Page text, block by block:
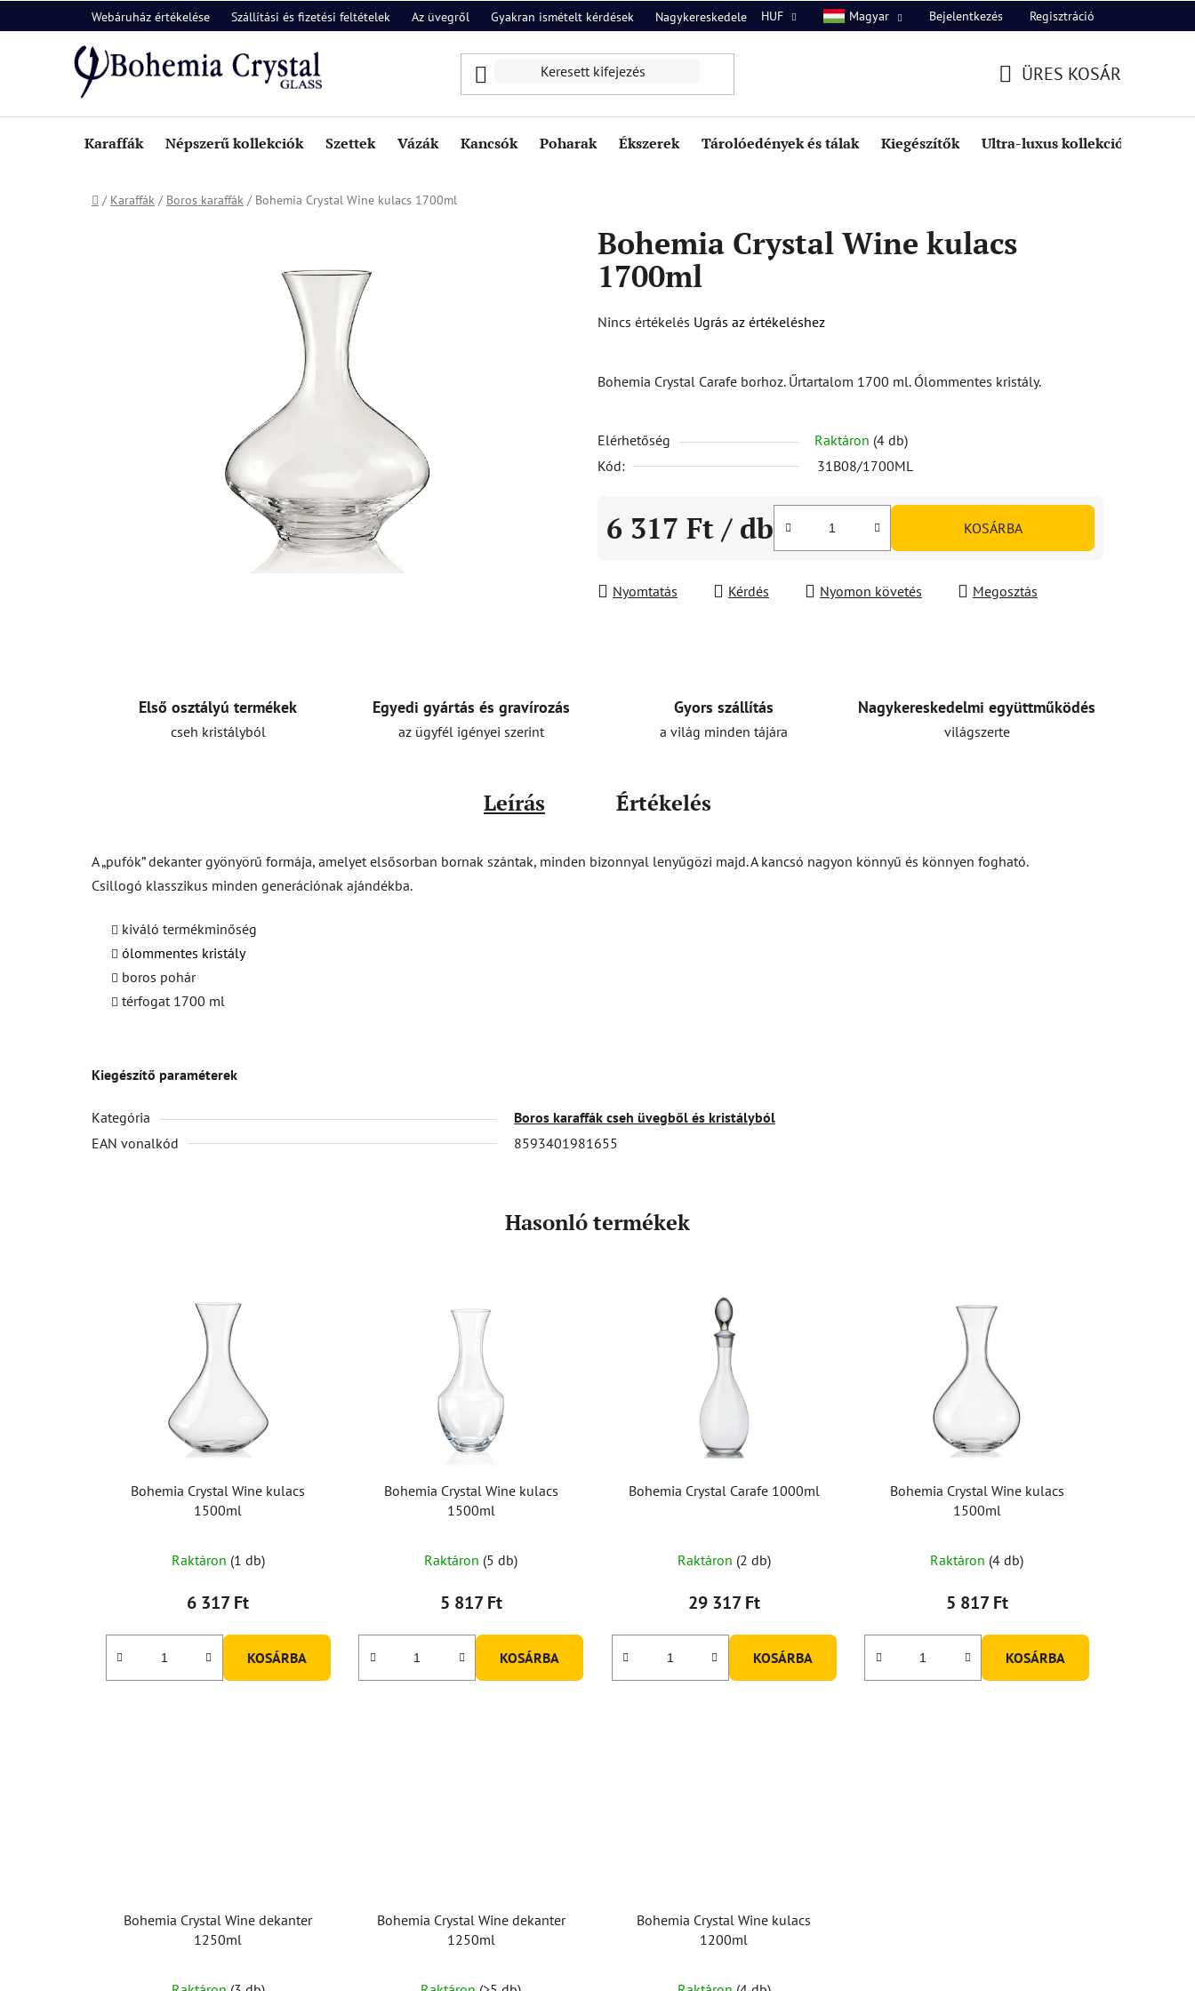
a
Webáruház értékelése Szállítási és fizetési feltételek Az üvegről Gyakran ismételt kérdések Nagykereskedelem Rólunk Kapcsolat
HUF Magyar Bejelentkezés Regisztráció
ÜRES KOSÁR
Karaffák Népszerű kollekciók Szettek Vázák Kancsók Poharak Ékszerek Tárolóedények és tálak Kiegészítők Ultra-luxus kollekció
Kezdőlap
/ Karaffák / Boros karaffák / Bohemia Crystal Wine kulacs 1700ml
Bohemia Crystal Wine kulacs
1700ml
A
értékelése
ből
0,0
Nincs értékelés Ugrás az értékeléshez
Bohemia Crystal Carafe borhoz. Űrtartalom 1700 ml. Ólommentes kristály.
Elérhetőség Raktáron (4 db)
Kód:
31B08/1700ML
6 317 Ft / db KOSÁRBA
Nyomtatás Kérdés Nyomon követés Megosztás
Első osztályú termékek
cseh kristályból
Egyedi gyártás és gravírozás
az ügyfél igényei szerint
Gyors szállítás
a világ minden tájára
Nagykereskedelmi együttműködés
világszerte
Leírás Értékelés
A „pufók” dekanter gyönyörű formája, amelyet elsősorban bornak szántak, minden bizonnyal lenyűgözi majd. A kancsó nagyon könnyű és könnyen fogható.
Csillogó klasszikus minden generációnak ajándékba.
kiváló termékminőség
ólommentes kristály
boros pohár
térfogat 1700 ml
Kiegészítő paraméterek
Kategória
Boros karaffák cseh üvegből és kristályból
EAN vonalkód
8593401981655
Hasonló termékek
Bohemia Crystal Wine kulacs
1500ml
Raktáron (1 db)
6 317 Ft
KOSÁRBA
Bohemia Crystal Wine kulacs
1500ml
Raktáron (5 db)
5 817 Ft
KOSÁRBA
Bohemia Crystal Carafe 1000ml
Raktáron (2 db)
29 317 Ft
KOSÁRBA
Bohemia Crystal Wine kulacs
1500ml
Raktáron (4 db)
5 817 Ft
KOSÁRBA
Bohemia Crystal Wine dekanter
1250ml
Bohemia Crystal Wine dekanter
1250ml
Bohemia Crystal Wine kulacs
1200ml